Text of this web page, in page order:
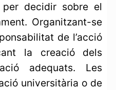
decidir sobre el
Organitzant-se
de l’acció
la creació dels
adequats. Les
universitària o de